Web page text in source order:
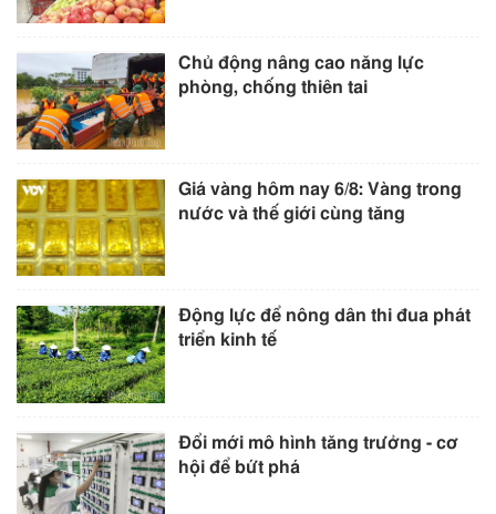
Chủ động nâng cao năng lực
phòng, chống thiên tai
Giá vàng hôm nay 6/8: Vàng trong
nước và thế giới cùng tăng
Động lực để nông dân thi đua phát
triển kinh tế
Đổi mới mô hình tăng trưởng - cơ
hội để bứt phá